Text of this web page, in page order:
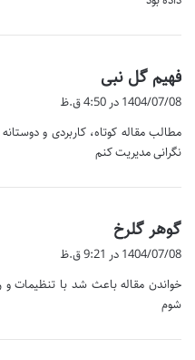
فهیم گل نبی
ف
:
1404/07/08 در 4:50 ق.ظ
مطالب مقاله کوتاه، کاربردی و
نگرانی مدیریت کنم
گوهر گلرخ
ت
:
1404/07/08 در 9:21 ق.ظ
خواندن مقاله باعث شد با تنظیمات
شوم